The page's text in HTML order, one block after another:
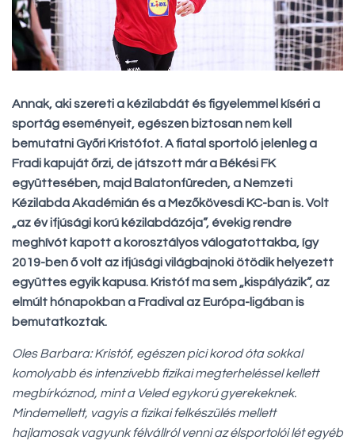
Annak, aki szereti a kézilabdát és figyelemmel kíséri a
sportág eseményeit, egészen biztosan nem kell
bemutatni Győri Kristófot. A fiatal sportoló jelenleg a
Fradi kapuját őrzi, de játszott már a Békési FK
együttesében, majd Balatonfüreden, a Nemzeti
Kézilabda Akadémián és a Mezőkövesdi KC-ban is. Volt
„az év ifjúsági korú kézilabdázója”, évekig rendre
meghívót kapott a korosztályos válogatottakba, így
2019-ben ő volt az ifjúsági világbajnoki ötödik helyezett
együttes egyik kapusa. Kristóf ma sem „kispályázik”, az
elmúlt hónapokban a Fradival az Európa-ligában is
bemutatkoztak.
Oles Barbara: Kristóf, egészen pici korod óta sokkal
komolyabb és intenzívebb fizikai megterheléssel kellett
megbírkóznod, mint a Veled egykorú gyerekeknek.
Mindemellett, vagyis a fizikai felkészülés mellett
hajlamosak vagyunk félvállról venni az élsportolói lét egyéb